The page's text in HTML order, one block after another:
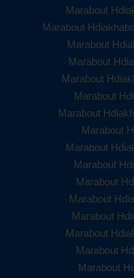
Marabout
Marabout
Marabout
Marabout
Marabout
Marabout
Marabout
Marabout
Marabout
Marabout
Marabout
Marabout
Marabout
Marabout
Marabout
Marabout